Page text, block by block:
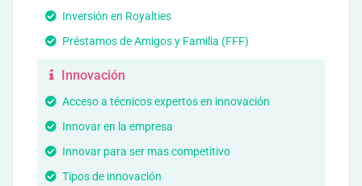
Inversión en Royalties
Préstamos de Amigos y Familia (FFF)
Innovación
Acceso a técnicos expertos en innovación
Innovar en la empresa
Innovar para ser mas competitivo
Tipos de innovación